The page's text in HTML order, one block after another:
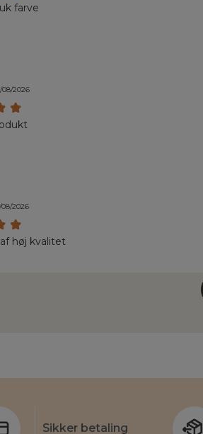
farve
2026
2026
høj kvalitet
Sikker betaling